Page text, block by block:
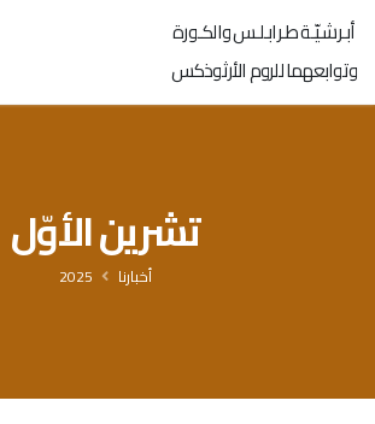
أبـرشـيّـة طـرابـلـس والكـورة
وتوابعهما للروم الأرثوذكس
تشرين الأوّل
أخبارنا 2025